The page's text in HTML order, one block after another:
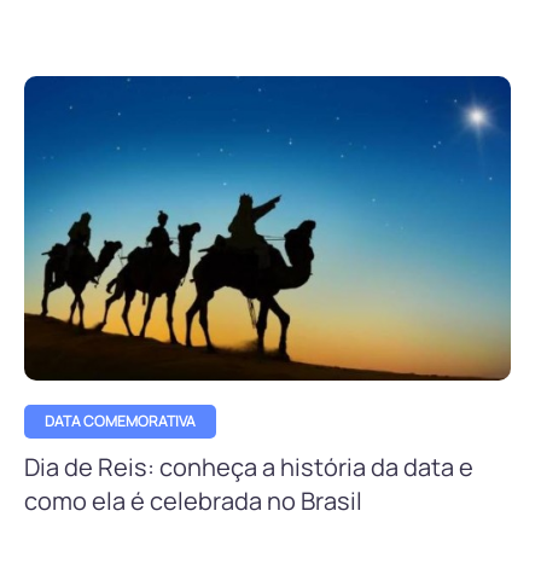
DATA COMEMORATIVA
Dia de Reis: conheça a história da data e
como ela é celebrada no Brasil